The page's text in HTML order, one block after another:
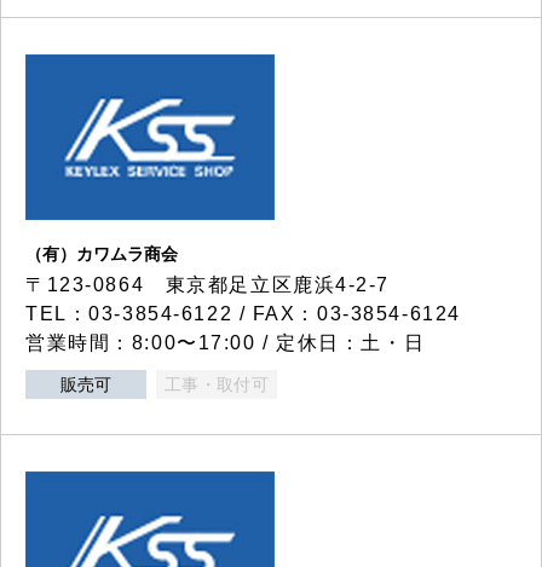
（有）カワムラ商会
〒123-0864 東京都足立区鹿浜4-2-7
TEL：03-3854-6122 / FAX：03-3854-6124
営業時間：8:00〜17:00 / 定休日：土・日
販売可 工事・取付可